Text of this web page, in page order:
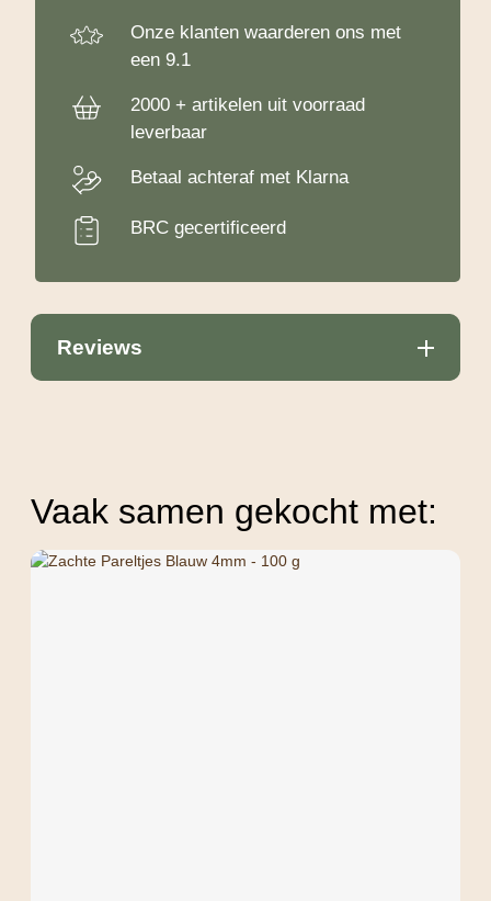
Onze klanten waarderen ons met
een 9.1
2000 + artikelen uit voorraad
leverbaar
Betaal achteraf met Klarna
BRC gecertificeerd
Reviews
Vaak samen gekocht met: